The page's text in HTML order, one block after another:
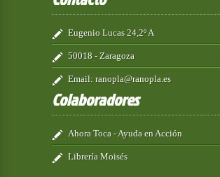
Eugenio Lucas 24,2º A
50018 - Zaragoza
Email: ranopla@ranopla.es
Colaboradores
Ahora Toca - Ayuda en Acción
Librería Moisés